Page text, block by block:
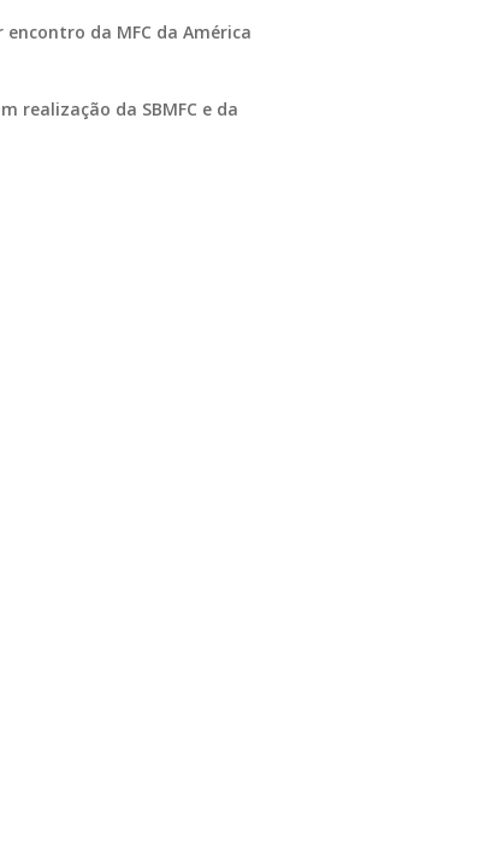
da MFC da América
realização da SBMFC e da